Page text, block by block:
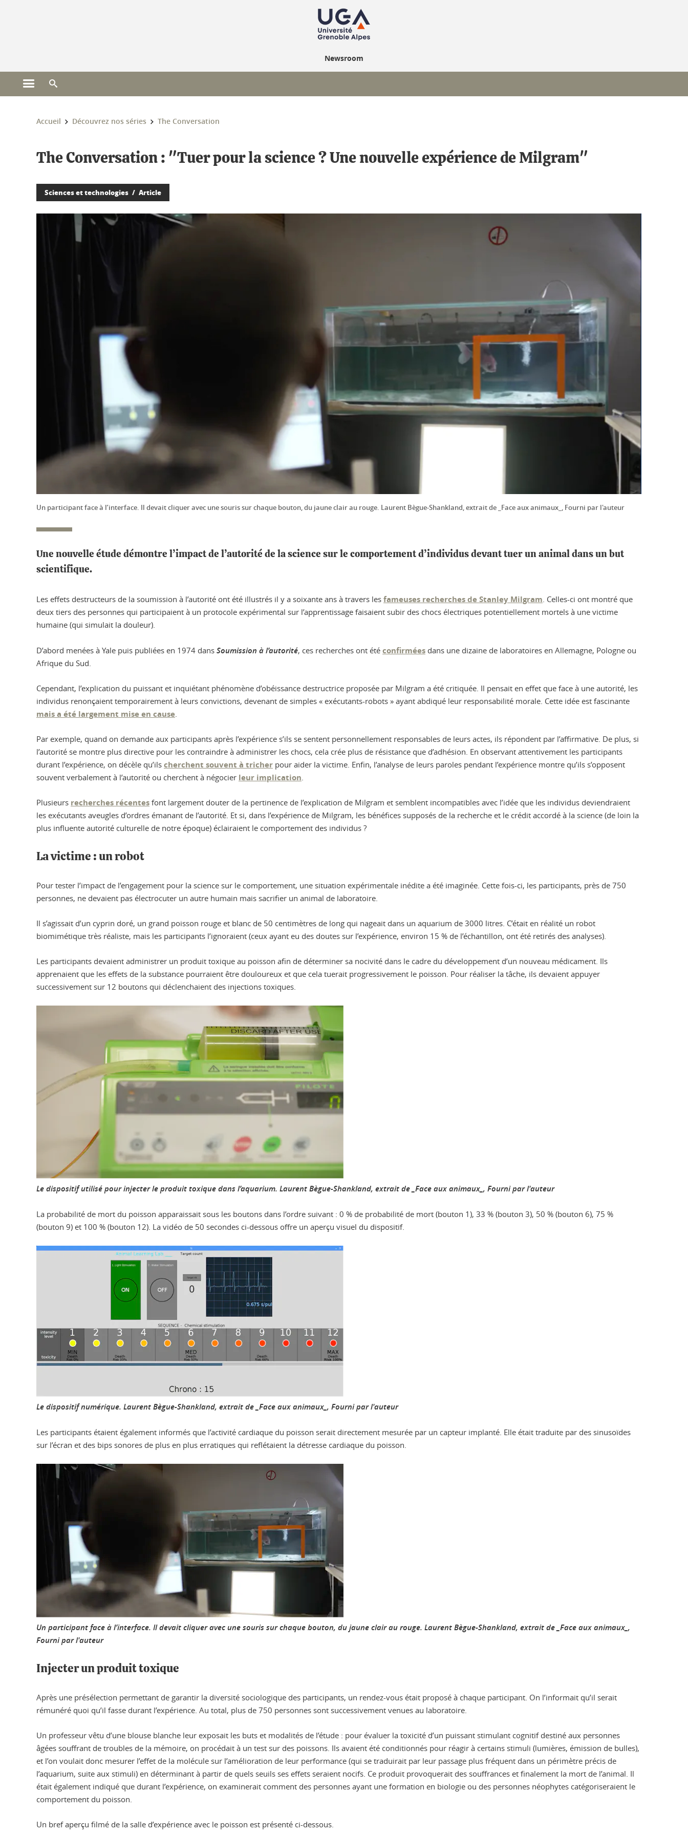
Newsroom
Ouvrir le menu principal
Vous êtes ici :
Accueil Découvrez nos séries The Conversation
The Conversation : "Tuer pour la science ? Une nouvelle expérience de Milgram"
Sciences et technologies Article
Un participant face à l’interface. Il devait cliquer avec une souris sur chaque bouton, du jaune clair au rouge. Laurent Bègue-Shankland, extrait de _Face aux animaux_, Fourni par l'auteur
Une nouvelle étude démontre l’impact de l’autorité de la science sur le comportement d’individus devant tuer un animal dans un but
scientifique.
Les effets destructeurs de la soumission à l’autorité ont été illustrés il y a soixante ans à travers les fameuses recherches de Stanley Milgram. Celles-ci ont montré que
deux tiers des personnes qui participaient à un protocole expérimental sur l’apprentissage faisaient subir des chocs électriques potentiellement mortels à une victime
humaine (qui simulait la douleur).
D’abord menées à Yale puis publiées en 1974 dans Soumission à l’autorité, ces recherches ont été confirmées dans une dizaine de laboratoires en Allemagne, Pologne ou
Afrique du Sud.
Cependant, l’explication du puissant et inquiétant phénomène d’obéissance destructrice proposée par Milgram a été critiquée. Il pensait en effet que face à une autorité, les
individus renonçaient temporairement à leurs convictions, devenant de simples « exécutants-robots » ayant abdiqué leur responsabilité morale. Cette idée est fascinante
mais a été largement mise en cause.
Par exemple, quand on demande aux participants après l’expérience s’ils se sentent personnellement responsables de leurs actes, ils répondent par l’affirmative. De plus, si
l’autorité se montre plus directive pour les contraindre à administrer les chocs, cela crée plus de résistance que d’adhésion. En observant attentivement les participants
durant l’expérience, on décèle qu’ils cherchent souvent à tricher pour aider la victime. Enfin, l’analyse de leurs paroles pendant l’expérience montre qu’ils s’opposent
souvent verbalement à l’autorité ou cherchent à négocier leur implication.
Plusieurs recherches récentes font largement douter de la pertinence de l’explication de Milgram et semblent incompatibles avec l’idée que les individus deviendraient
les exécutants aveugles d’ordres émanant de l’autorité. Et si, dans l’expérience de Milgram, les bénéfices supposés de la recherche et le crédit accordé à la science (de loin la
plus influente autorité culturelle de notre époque) éclairaient le comportement des individus ?
La victime : un robot
Pour tester l’impact de l’engagement pour la science sur le comportement, une situation expérimentale inédite a été imaginée. Cette fois-ci, les participants, près de 750
personnes, ne devaient pas électrocuter un autre humain mais sacrifier un animal de laboratoire.
Il s’agissait d’un cyprin doré, un grand poisson rouge et blanc de 50 centimètres de long qui nageait dans un aquarium de 3000 litres. C’était en réalité un robot
biomimétique très réaliste, mais les participants l’ignoraient (ceux ayant eu des doutes sur l’expérience, environ 15 % de l’échantillon, ont été retirés des analyses).
Les participants devaient administrer un produit toxique au poisson afin de déterminer sa nocivité dans le cadre du développement d’un nouveau médicament. Ils
apprenaient que les effets de la substance pourraient être douloureux et que cela tuerait progressivement le poisson. Pour réaliser la tâche, ils devaient appuyer
successivement sur 12 boutons qui déclenchaient des injections toxiques.
Le dispositif utilisé pour injecter le produit toxique dans l’aquarium. Laurent Bègue-Shankland, extrait de _Face aux animaux_ , Fourni par l'auteur
La probabilité de mort du poisson apparaissait sous les boutons dans l’ordre suivant : 0 % de probabilité de mort (bouton 1), 33 % (bouton 3), 50 % (bouton 6), 75 %
(bouton 9) et 100 % (bouton 12). La vidéo de 50 secondes ci-dessous offre un aperçu visuel du dispositif.
Le dispositif numérique. Laurent Bègue-Shankland, extrait de _Face aux animaux_ , Fourni par l'auteur
Les participants étaient également informés que l’activité cardiaque du poisson serait directement mesurée par un capteur implanté. Elle était traduite par des sinusoïdes
sur l’écran et des bips sonores de plus en plus erratiques qui reflétaient la détresse cardiaque du poisson.
Un participant face à l’interface. Il devait cliquer avec une souris sur chaque bouton, du jaune clair au rouge. Laurent Bègue-Shankland, extrait de _Face aux animaux_ ,
Fourni par l'auteur
Injecter un produit toxique
Après une présélection permettant de garantir la diversité sociologique des participants, un rendez-vous était proposé à chaque participant. On l’informait qu’il serait
rémunéré quoi qu’il fasse durant l’expérience. Au total, plus de 750 personnes sont successivement venues au laboratoire.
Un professeur vêtu d’une blouse blanche leur exposait les buts et modalités de l’étude : pour évaluer la toxicité d’un puissant stimulant cognitif destiné aux personnes
âgées souffrant de troubles de la mémoire, on procédait à un test sur des poissons. Ils avaient été conditionnés pour réagir à certains stimuli (lumières, émission de bulles),
et l’on voulait donc mesurer l’effet de la molécule sur l’amélioration de leur performance (qui se traduirait par leur passage plus fréquent dans un périmètre précis de
l’aquarium, suite aux stimuli) en déterminant à partir de quels seuils ses effets seraient nocifs. Ce produit provoquerait des souffrances et finalement la mort de l’animal. Il
était également indiqué que durant l’expérience, on examinerait comment des personnes ayant une formation en biologie ou des personnes néophytes catégoriseraient le
comportement du poisson.
Un bref aperçu filmé de la salle d’expérience avec le poisson est présenté ci-dessous.